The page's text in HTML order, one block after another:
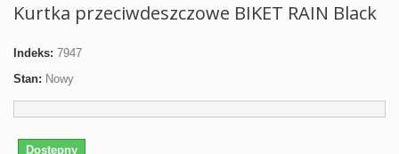
Kurtka przeciwdeszczowe BIKET RAIN Black
Indeks: 7947
Stan: Nowy
Dostępny